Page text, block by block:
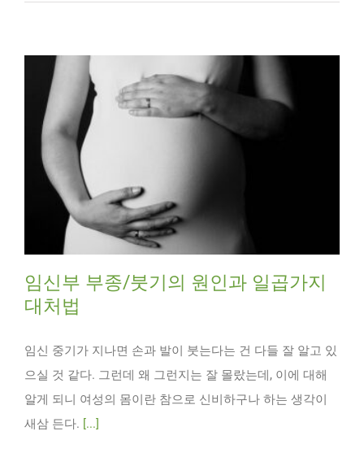
임신부 부종/붓기의 원인과 일곱가지
대처법
임신 중기가 지나면 손과 발이 붓는다는 건 다들 잘 알고 있
으실 것 같다. 그런데 왜 그런지는 잘 몰랐는데, 이에 대해
알게 되니 여성의 몸이란 참으로 신비하구나 하는 생각이
새삼 든다. [...]